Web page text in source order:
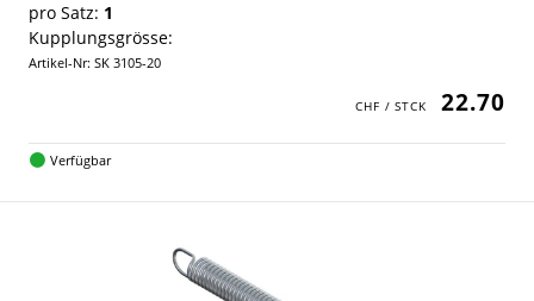
pro Satz: 1
Kupplungsgrösse:
Artikel-Nr: SK 3105-20
22.70
Verfügbar